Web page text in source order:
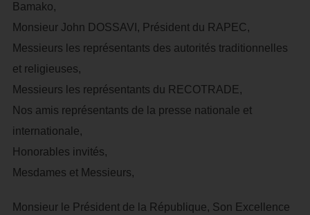
Bamako,
Monsieur John DOSSAVI, Président du RAPEC,
Messieurs les représentants des autorités traditionnelles
et religieuses,
Messieurs les représentants du RECOTRADE,
Nos amis représentants de la presse nationale et
internationale,
Honorables invités,
Mesdames et Messieurs,
Monsieur le Président de la République, Son Excellence